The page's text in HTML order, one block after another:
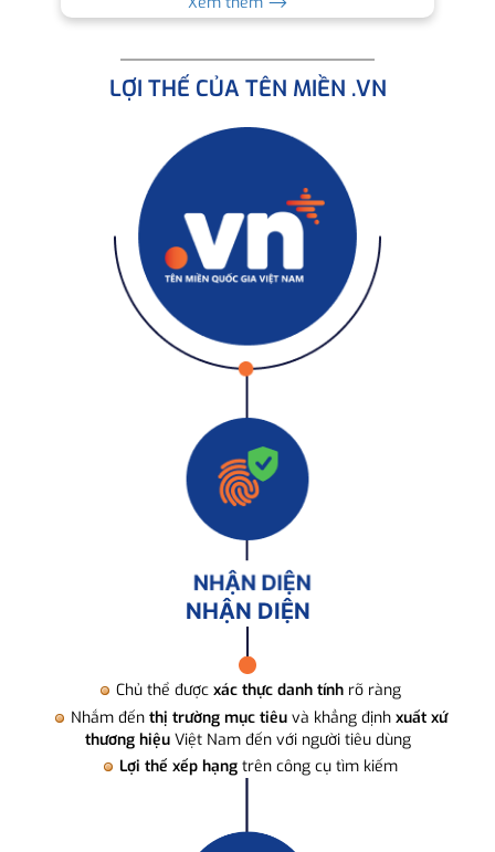
LỢI THẾ CỦA TÊN MIỀN .VN
NHẬN DIỆN
Chủ thể được xác thực danh tính rõ ràng
Nhắm đến thị trường mục tiêuvà khẳng định xuất xứ
thương hiệuViệt Nam đến với người tiêu dùng
Lợi thế xếp hạng trên công cụ tìm kiếm